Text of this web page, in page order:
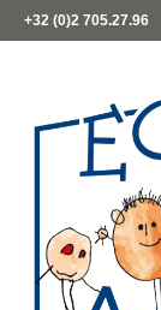
+32 (0)2 705.27.96